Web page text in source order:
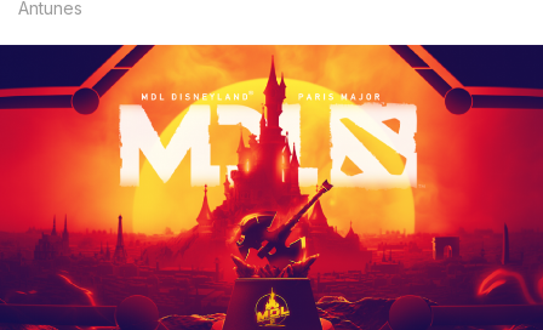
Antunes